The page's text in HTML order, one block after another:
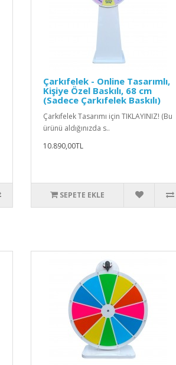
Çarkıfelek - Online Tasarımlı,
Kişiye Özel Baskılı, 68 cm
(Sadece Çarkıfelek Baskılı)
Çarkıfelek Tasarımı için TIKLAYINIZ! (Bu
ürünü aldığınızda s..
10.890,00TL
SEPETE EKLE